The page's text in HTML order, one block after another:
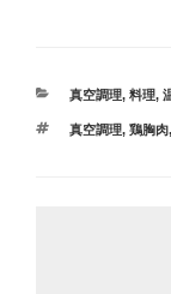
カ
ゴ
真空調理, 料理,
タ
真空調理, 鶏胸肉,